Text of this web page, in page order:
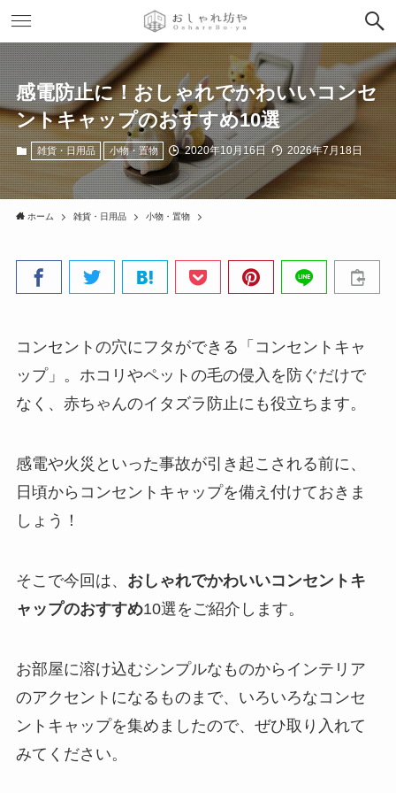
感電防止に！おしゃれでかわいいコンセ
ントキャップのおすすめ10選
雑貨・日用品 小物・置物 2020年10月16日 2026年7月18日
ホーム 雑貨・日用品 小物・置物
コンセントの穴にフタができる「コンセントキャ
ップ」。ホコリやペットの毛の侵入を防ぐだけで
なく、赤ちゃんのイタズラ防止にも役立ちます。
感電や火災といった事故が引き起こされる前に、
日頃からコンセントキャップを備え付けておきま
しょう！
そこで今回は、 おしゃれでかわいいコンセントキ
ャップのおすすめ10選をご紹介します。
お部屋に溶け込むシンプルなものからインテリア
のアクセントになるものまで、いろいろなコンセ
ントキャップを集めましたので、ぜひ取り入れて
みてください。